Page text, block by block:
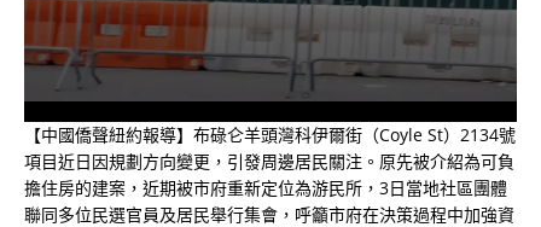
【中國僑聲紐約報導】布碌仑羊頭灣科伊爾街（Coyle St）2134號
項目近日因規劃方向變更，引發周邊居民關注。原先被介紹為可負
擔住房的建案，近期被市府重新定位為游民所，3日當地社區團體
聯同多位民選官員及居民舉行集會，呼籲市府在決策過程中加強資